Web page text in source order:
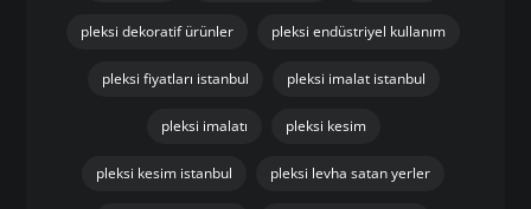
pleksi dekoratif ürünler pleksi endüstriyel kullanım
pleksi fiyatları istanbul pleksi imalat istanbul
pleksi imalatı pleksi kesim
pleksi kesim istanbul pleksi levha satan yerler